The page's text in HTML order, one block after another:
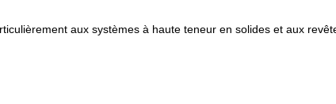
aux systèmes à haute teneur en solides et aux